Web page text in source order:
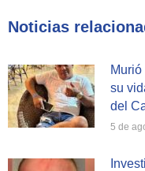
Noticias
Murió
su
del
5 de